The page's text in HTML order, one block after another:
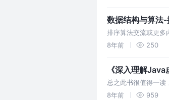
查找的方式，即折半
数据结构与算法
排序算法交流或更多
https://
8年前 250
《深入理解
总之此书很值得一
的还是挺全面的。
8年前 959